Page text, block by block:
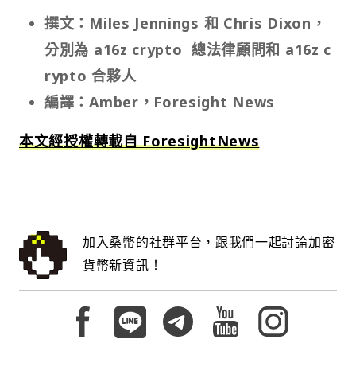
撰文：Miles Jennings 和 Chris Dixon，
分別為 a16z crypto 總法律顧問和 a16z c
rypto 合夥人
編譯：Amber，Foresight News
本文經授權轉載自 ForesightNews
加入桑幣的社群平台，跟我們一起討論加密
貨幣新資訊！